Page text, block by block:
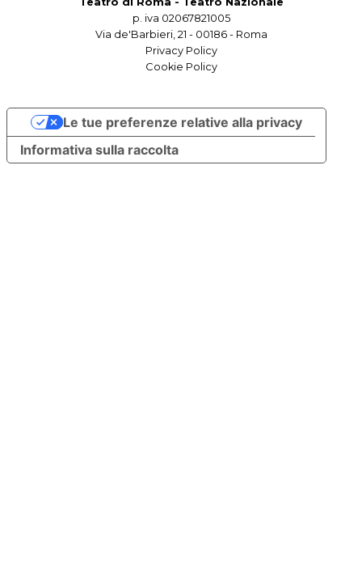
p. iva 02067821005
Via de'Barbieri, 21 - 00186 - Roma
Privacy Policy
Cookie Policy
Informativa sulla raccolta
Le tue preferenze relative alla privacy